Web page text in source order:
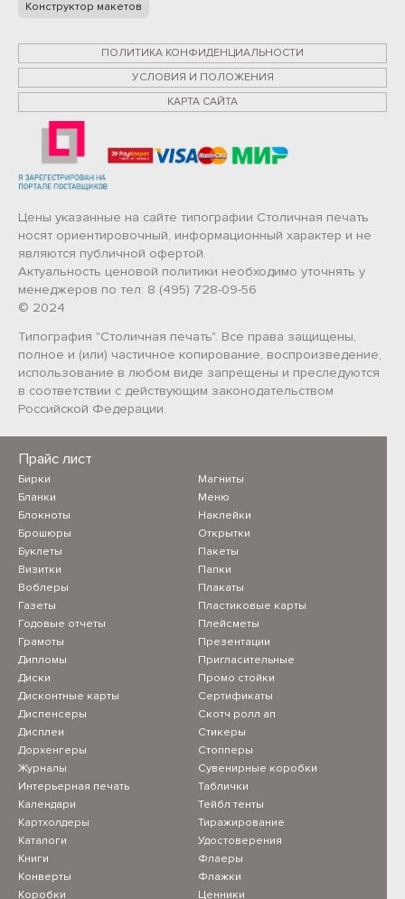
Прайс лист
Бирки
Бланки
Блокноты
Брошюры
Буклеты
Визитки
Воблеры
Газеты
Годовые отчеты
Грамоты
Дипломы
Диски
Дисконтные карты
Диспенсеры
Дисплеи
Дорхенгеры
Журналы
Интерьерная печать
Календари
Картхолдеры
Каталоги
Книги
Конверты
Коробки
Магниты
Меню
Наклейки
Открытки
Пакеты
Папки
Плакаты
Пластиковые карты
Плейсметы
Презентации
Пригласительные
Промо стойки
Сертификаты
Скотч ролл ап
Стикеры
Стопперы
Сувенирные коробки
Таблички
Тейбл тенты
Тиражирование
Удостоверения
Флаеры
Флажки
Ценники
Конструктор макетов
ПОЛИТИКА КОНФИДЕНЦИАЛЬНОСТИ
УСЛОВИЯ И ПОЛОЖЕНИЯ
КАРТА САЙТА
Цены указанные на сайте типографии Столичная печать
носят ориентировочный, информационный характер и не
являются публичной офертой.
Актуальность ценовой политики необходимо уточнять у
менеджеров по тел: 8 (495) 728-09-56
© 2024
Типография "Столичная печать". Все права защищены,
полное и (или) частичное копирование, воспроизведение,
использование в любом виде запрещены и преследуются
в соответствии с действующим законодательством
Российской Федерации.